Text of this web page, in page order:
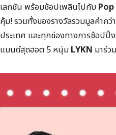
เลกชัน พร้อมช้อปเพลินไปกับ
คุ้ม! รวมทั้งของรางวัลรวมมูลค่าก
ประเทศ และทุกช่องทางการช้อป
แบนด์สุดฮอต 5 หนุ่ม LYKN มาร่